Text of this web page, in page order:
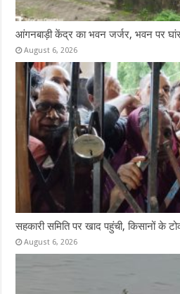
आंगनबाड़ी केंद्र का भवन जर्जर, भवन पर
August 6, 2026
सहकारी समिति पर खाद पहुंची, किसानों के
August 6, 2026